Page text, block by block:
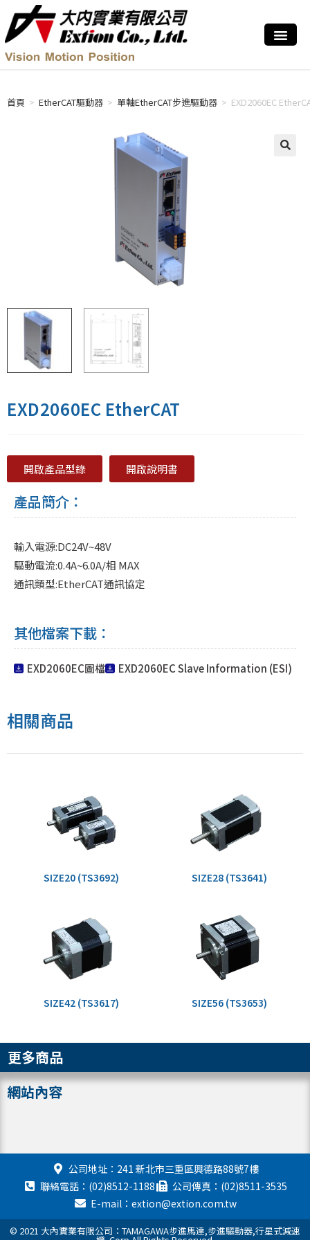
首頁 > EtherCAT驅動器 > 單軸EtherCAT步進驅動器 > EXD2060EC
EXD2060EC EtherCAT
開啟產品型錄 開啟說明書
產品簡介：
輸入電源:DC24V~48V
驅動電流:0.4A~6.0A/相 MAX
通訊類型:EtherCAT通訊協定
其他檔案下載：
EXD2060EC圖檔 EXD2060EC Slave Information (ESI)
相關商品
SIZE20 (TS3692) SIZE28 (TS3641)
SIZE42 (TS3617) SIZE56 (TS3653)
更多商品
網站內容
公司地址：241 新北市三重區興德路88號7樓
聯絡電話：(02)8512-1188
公司傳真：(02)8511-3535
E-mail：extion@extion.com.tw
© 2021 大內實業有限公司：TAMAGAWA步進馬達,步進驅動器,行星式減速